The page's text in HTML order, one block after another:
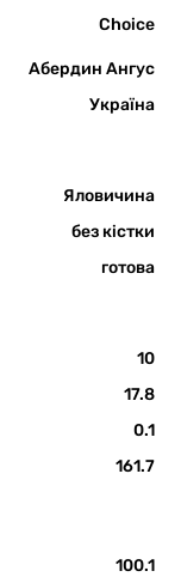
Choice
Абердин Ангус
Україна
Яловичина
без кістки
готова
10
17.8
0.1
161.7
100.1